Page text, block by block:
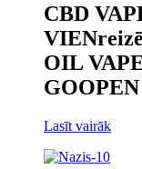
CBD
OIL
GOOPEN
Lasīt vairāk